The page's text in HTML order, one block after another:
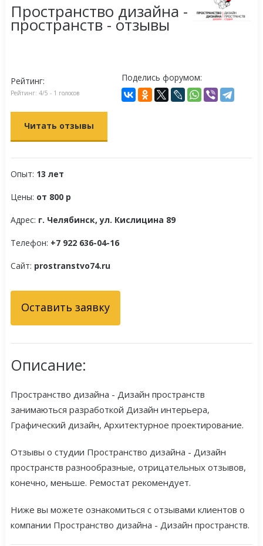
Пространство дизайна - Дизайн
пространств - отзывы
Рейтинг:
Рейтинг: 4/5 - 1 голосов
Поделись форумом:
Читать отзывы
Опыт: 13 лет
Цены: от 800 р
Адрес: г. Челябинск, ул. Кислицина 89
Телефон: +7 922 636-04-16
Сайт: prostranstvo74.ru
Оставить заявку
Описание:
Пространство дизайна - Дизайн пространств
занимаються разработкой Дизайн интерьера,
Графический дизайн, Архитектурное проектирование.
Отзывы о студии Пространство дизайна - Дизайн
пространств разнообразные, отрицательных отзывов,
конечно, меньше. Ремостат рекомендует.
Ниже вы можете ознакомиться с отзывами клиентов о
компании Пространство дизайна - Дизайн пространств.